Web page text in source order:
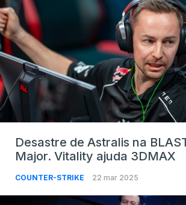
Desastre de Astralis na
Major. Vitality ajuda 3DMAX
COUNTER-STRIKE 22 mar 2025